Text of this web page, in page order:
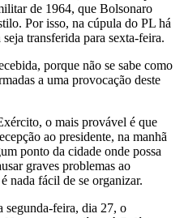
de 1964, que Bolsonaro
Por isso, na cúpula do PL há
transferida para sexta-feira.
porque não se sabe como
a uma provocação deste
o mais provável é que
ao presidente, na manhã
ponto da cidade onde possa
graves problemas ao
nada fácil de se organizar.
segunda-feira, dia 27, o